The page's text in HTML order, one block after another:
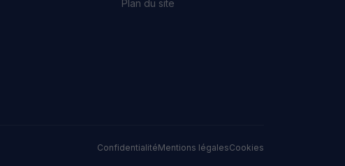
Plan du site
ConfidentialitéMentions légalesCookies